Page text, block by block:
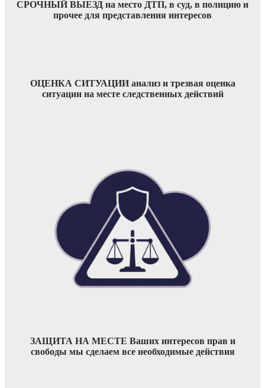
СРОЧНЫЙ ВЫЕЗД на место ДТП, в суд, в полицию и
прочее для представления интересов
ОЦЕНКА СИТУАЦИИ анализ и трезвая оценка
ситуации на месте следственных действий
ЗАЩИТА НА МЕСТЕ Ваших интересов прав и
свободы мы сделаем все необходимые действия